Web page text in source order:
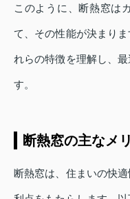
このように、断熱窓は
て、その性能が決まり
れらの特徴を理解し、
す。
断熱窓の主なメ
断熱窓は、住まいの快